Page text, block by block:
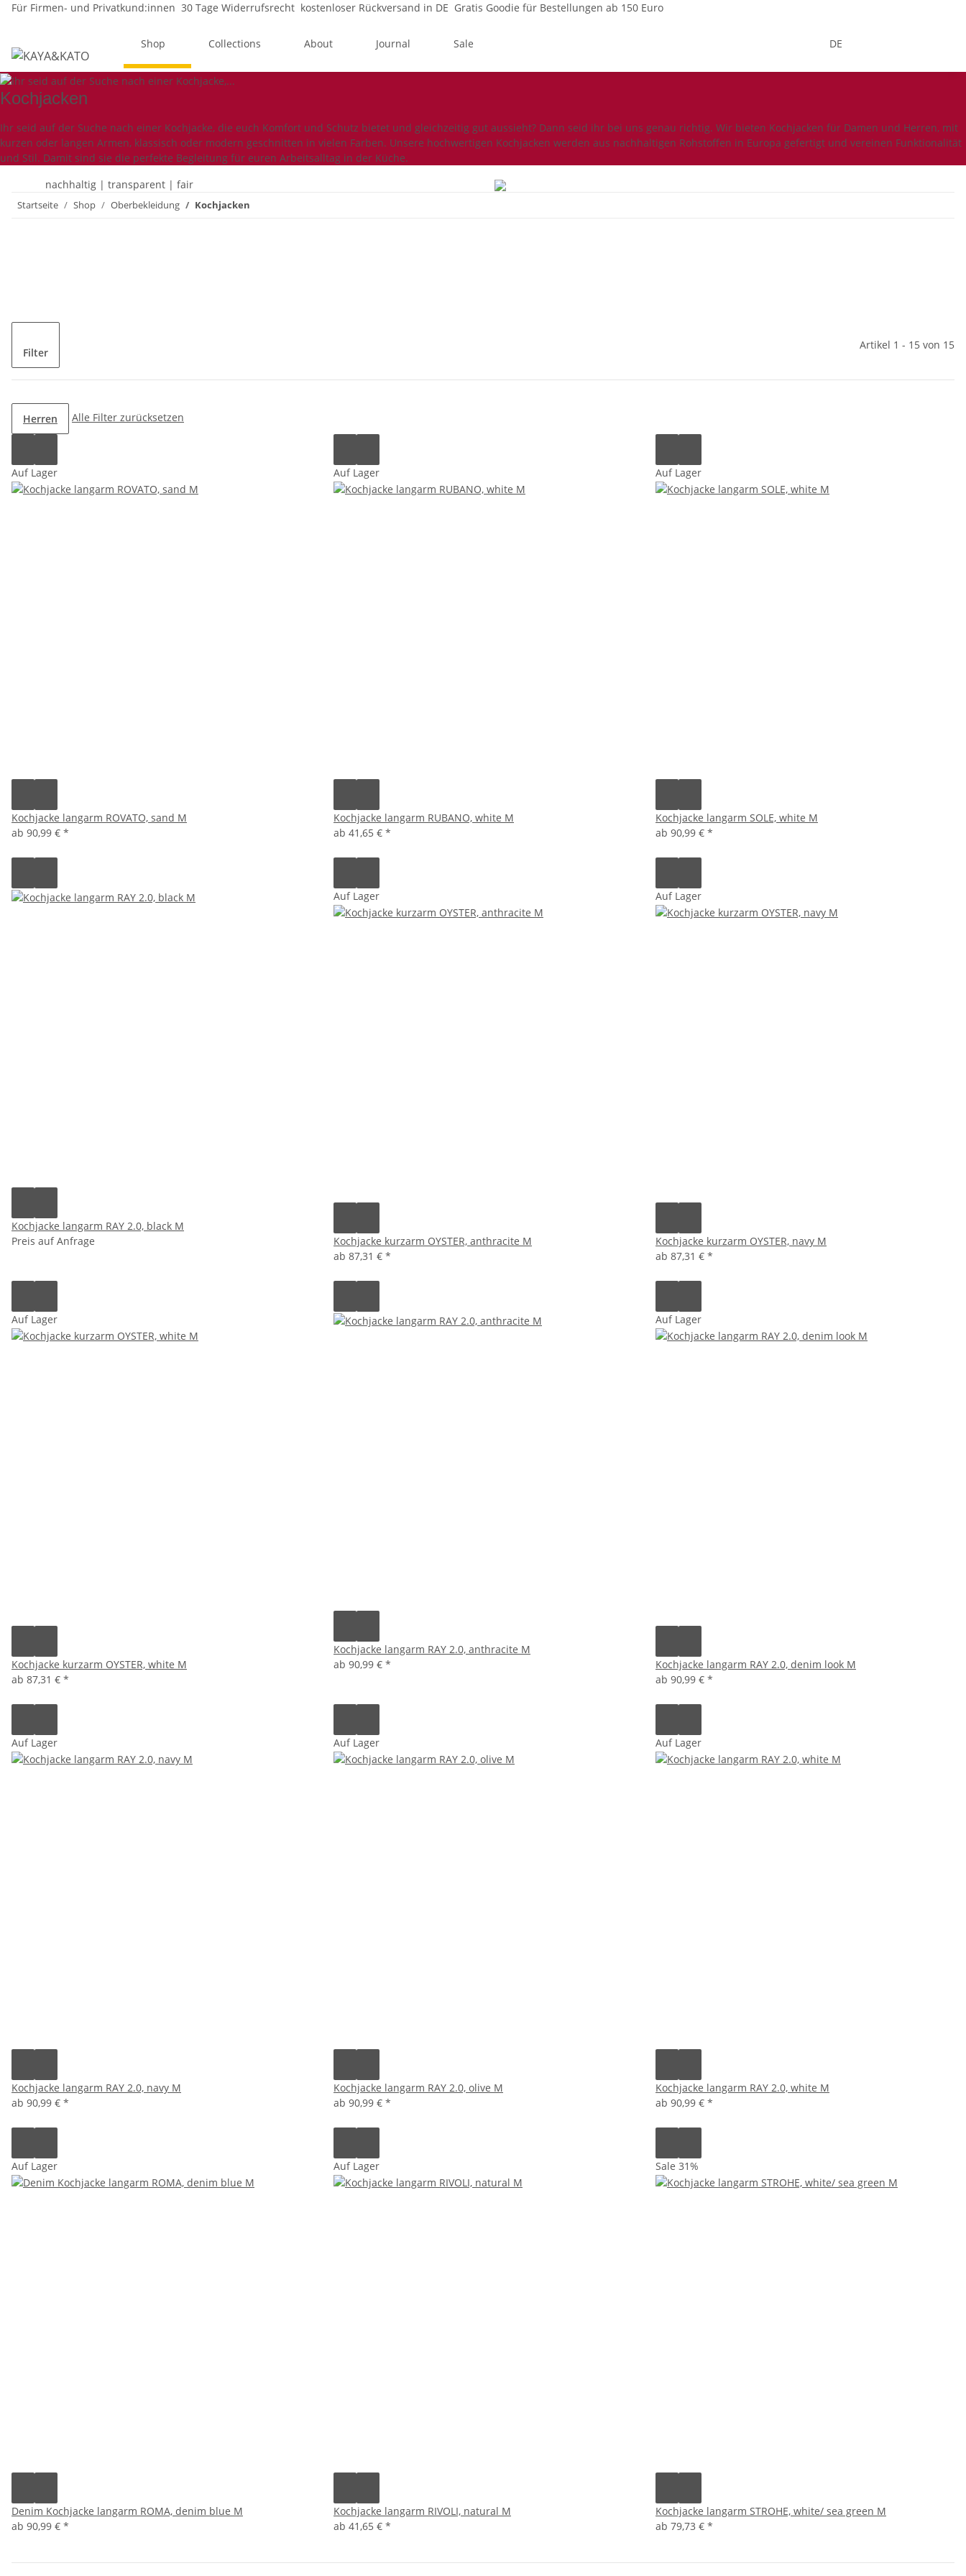
Für Firmen- und Privatkund:innen 30 Tage Widerrufsrecht kostenloser Rückversand in DE Gratis Goodie für Bestellungen ab 150 Euro
DE
Shop Collections About Journal Sale
Kochjacken
Ihr seid auf der Suche nach einer Kochjacke, die euch Komfort und Schutz bietet und gleichzeitig gut aussieht? Dann seid ihr bei uns genau richtig. Wir bieten Kochjacken für Damen und Herren, mit
kurzen oder langen Armen, klassisch oder modern geschnitten in vielen Farben. Unsere hochwertigen Kochjacken werden aus nachhaltigen Rohstoffen in Europa gefertigt und vereinen Funktionalität
und Stil. Damit sind sie die perfekte Begleitung für euren Arbeitsalltag in der Küche.
nachhaltig | transparent | fair
Startseite Shop Oberbekleidung Kochjacken
Filter
Artikel 1 - 15 von 15
Herren Alle Filter zurücksetzen
Auf Lager
Kochjacke langarm ROVATO, sand M
ab 90,99 € *
Auf Lager
Kochjacke langarm RUBANO, white M
ab 41,65 € *
Auf Lager
Kochjacke langarm SOLE, white M
ab 90,99 € *
Kochjacke langarm RAY 2.0, black M
Preis auf Anfrage
Auf Lager
Kochjacke kurzarm OYSTER, anthracite M
ab 87,31 € *
Auf Lager
Kochjacke kurzarm OYSTER, navy M
ab 87,31 € *
Auf Lager
Kochjacke kurzarm OYSTER, white M
ab 87,31 € *
Kochjacke langarm RAY 2.0, anthracite M
ab 90,99 € *
Auf Lager
Kochjacke langarm RAY 2.0, denim look M
ab 90,99 € *
Auf Lager
Kochjacke langarm RAY 2.0, navy M
ab 90,99 € *
Auf Lager
Kochjacke langarm RAY 2.0, olive M
ab 90,99 € *
Auf Lager
Kochjacke langarm RAY 2.0, white M
ab 90,99 € *
Auf Lager
Denim Kochjacke langarm ROMA, denim blue M
ab 90,99 € *
Auf Lager
Kochjacke langarm RIVOLI, natural M
ab 41,65 € *
Sale 31%
Kochjacke langarm STROHE, white/ sea green M
ab 79,73 € *